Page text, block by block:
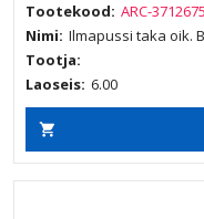
Tootekood: ARC-
Nimi: Ilmapussi taka oik.
Tootja:
Laoseis: 6.00